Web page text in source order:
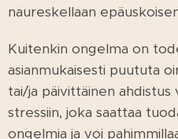
naureskellaan
Kuitenkin ongelma on
asianmukaisesti puututa
tai/ja päivittäinen
stressiin, joka saattaa
ongelmia ja voi